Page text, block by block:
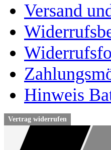
Versand
Hinweis
Vertrag widerrufen